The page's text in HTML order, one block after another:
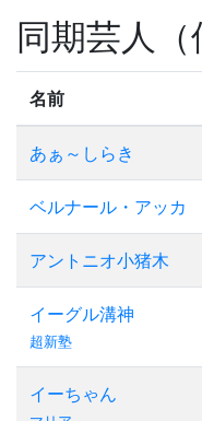
同期芸人（
名前
あぁ～しらき
ベルナール・アッカ
アントニオ小猪木
イーグル溝神
超新塾
イーちゃん